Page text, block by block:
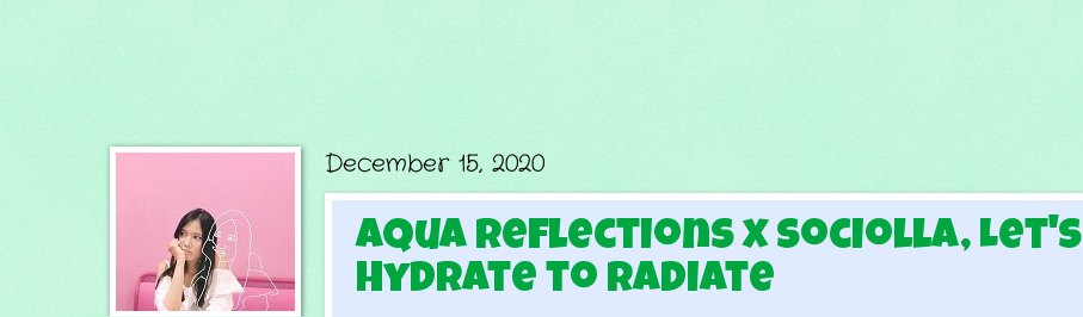
December 15, 2020
Aqua Reflections x Sociolla, Let's
Hydrate to Radiate